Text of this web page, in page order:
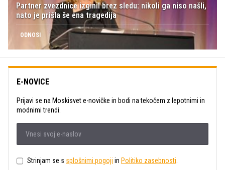
Partner zvezdnice izginil brez sledu: nikoli ga niso našli,
nato je prišla še ena tragedija
ODNOSI
E-NOVICE
Prijavi se na Moskisvet e-novičke in bodi na tekočem z lepotnimi in
modnimi trendi.
Strinjam se s splošnimi pogoji in Politiko zasebnosti